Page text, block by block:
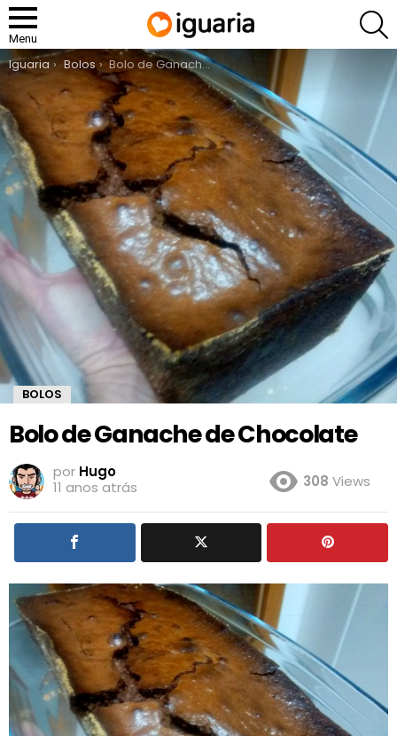
Menu
You are here:
Iguaria Bolos Bolo de Ganache de Chocolate
BOLOS
Bolo de Ganache de Chocolate
por Hugo
11 anos atrás
308 Views